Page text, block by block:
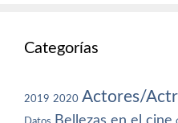
Categorías
2019 2020 Actores/
Bellezas en el cine